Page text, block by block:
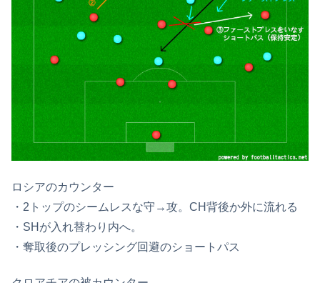
ロシアのカウンター
・2トップのシームレスな守→攻。CH背後か外に流れる
・SHが入れ替わり内へ。
・奪取後のプレッシング回避のショートパス